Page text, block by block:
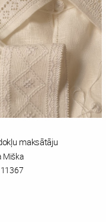
maksātāju
Miška
11367